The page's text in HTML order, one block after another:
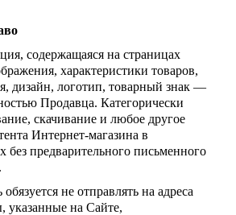
содержащаяся на страницах
характеристики товаров,
дизайн, логотип, товарный знак —
Продавца. Категорически
скачивание и любое другое
Интернет-магазина в
без предварительного письменного
не отправлять на адреса
указанные на Сайте,